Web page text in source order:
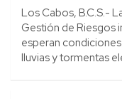
Los Cabos, B.C.S.-
Gestión de Riesgos
esperan
lluvias y tormentas